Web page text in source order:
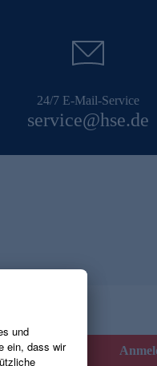
24/7 E-Mail-Service
service@hse.de